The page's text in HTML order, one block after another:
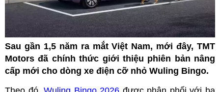
Sau gần 1,5 năm ra mắt Việt Nam, mới đây, TMT
Motors đã chính thức giới thiệu phiên bản nâng
cấp mới cho dòng xe điện cỡ nhỏ Wuling Bingo.